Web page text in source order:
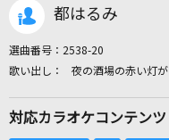
都はるみ
選曲番号： 2538-20
夜の酒場の赤い灯が
対応カラオケコンテンツ